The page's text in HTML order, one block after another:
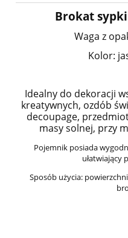
Brokat
Waga z
Kolor:
Idealny do dekoracji
kreatywnych, ozdób
decoupage,
masy solnej, przy
Pojemnik posiada
ułatwiający
Sposób użycia: